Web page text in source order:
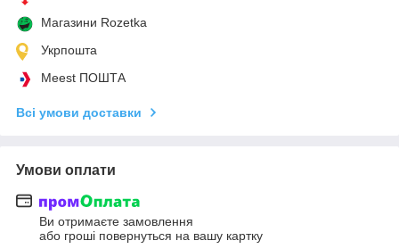
Магазини Rozetka
Укрпошта
Meest ПОШТА
Всі умови доставки
Умови оплати
Ви отримаєте замовлення
або гроші повернуться на вашу картку